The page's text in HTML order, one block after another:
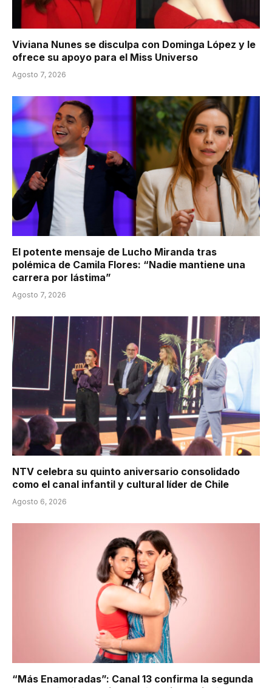
Viviana Nunes se disculpa con Dominga López y le
ofrece su apoyo para el Miss Universo
Agosto 7, 2026
El potente mensaje de Lucho Miranda tras
polémica de Camila Flores: “Nadie mantiene una
carrera por lástima”
Agosto 7, 2026
NTV celebra su quinto aniversario consolidado
como el canal infantil y cultural líder de Chile
Agosto 6, 2026
“Más Enamoradas”: Canal 13 confirma la segunda